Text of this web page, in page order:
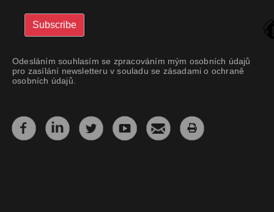
Odesláním souhlasím se zpracováním mým osobních údajů
pro zasílání newsletteru v souladu se zásadami o ochraně
osobních údajů.